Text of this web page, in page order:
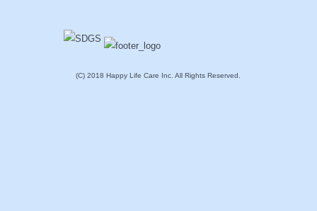
(C) 2018 Happy Life Care Inc. All Rights Reserved.